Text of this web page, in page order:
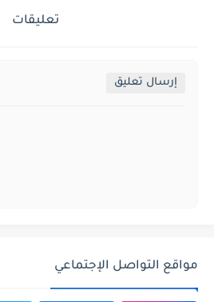
تعليقات
إرسال تعليق
مواقع التواصل الإجتماعي